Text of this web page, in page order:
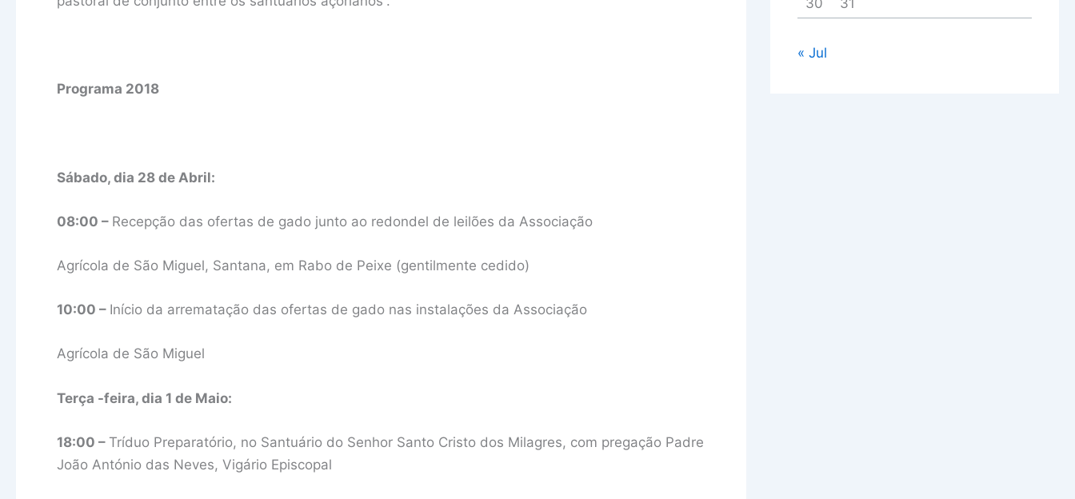
Programa 2018
Sábado, dia 28 de Abril:
08:00 – Recepção das ofertas de gado junto ao redondel de leilões da Associação
Agrícola de São Miguel, Santana, em Rabo de Peixe (gentilmente cedido)
10:00 – Início da arrematação das ofertas de gado nas instalações da Associação
Agrícola de São Miguel
Terça -feira, dia 1 de Maio:
18:00 – Tríduo Preparatório, no Santuário do Senhor Santo Cristo dos Milagres, com pregação Padre
João António das Neves, Vigário Episcopal
30
31
« Jul